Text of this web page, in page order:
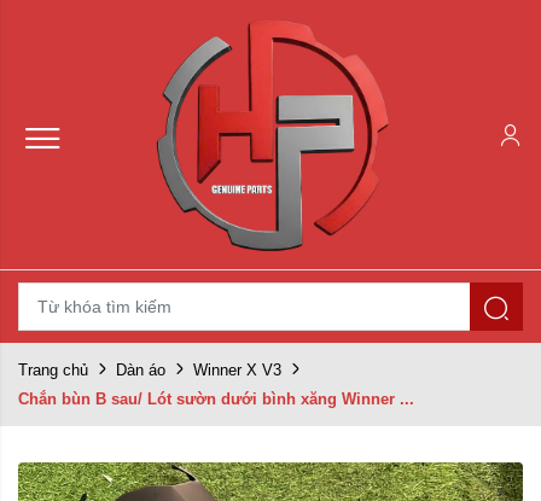
Trang chủ Dàn áo
Winner X V3
Chắn bùn B sau/ Lót sườn dưới bình xăng Winner ...